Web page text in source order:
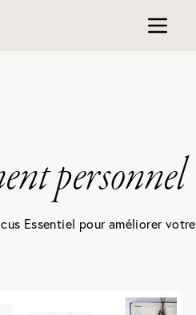
personnel
Essentiel pour améliorer votre